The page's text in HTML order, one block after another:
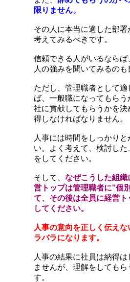
限りません。
その人に本当に適した部署
考えてみるべきです。
信頼できる人がいるなら
人の強みを聞いてみるのも
ただし、管理職者として適
ば、一般職になってもらう
社に貢献してもらうかを決
得しなければなりません。
人事には時間をしっかりと
い。よく考えて、検討した
をしてください。
そして、 なぜこうした組
営トップは管理職者に”個
て、その後は全員に経営
してください。
人事の意向を正しく伝え
ラバラになります。
人事の結果に社員は納得
ませんが、理解をしてもら
す。